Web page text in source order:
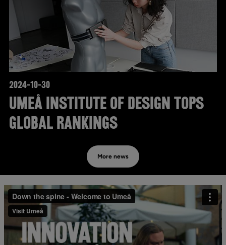
2024-10-30
Umeå Institute of Design Tops
Global Rankings
More news